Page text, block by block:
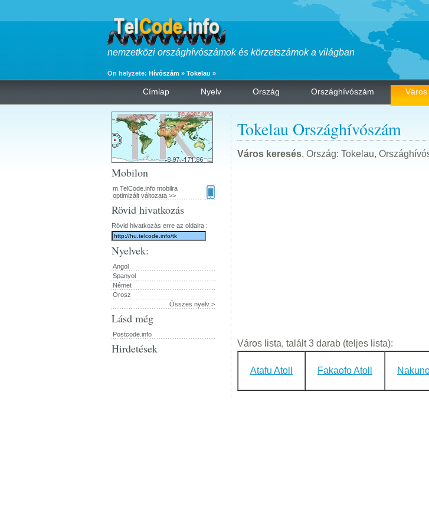
nemzetközi országhívószámok és körzetszámok a világban
Ön helyzete: Hívószám » Tokelau »
Címlap Nyelv Ország Országhívószám Város
Tokelau Országhívószám
Város keresés, Ország: Tokelau,
Város lista, talált 3 darab (teljes lista):
Atafu Atoll Fakaofo Atoll
Mobilon
m.TelCode.info mobilra
optimizált változata >>
Rövid hivatkozás
Rövid hivatkozás erre az oldalra :
Nyelvek:
Angol
Spanyol
Német
Orosz
Összes nyelv >
Lásd még
Postcode.info
Hirdetések